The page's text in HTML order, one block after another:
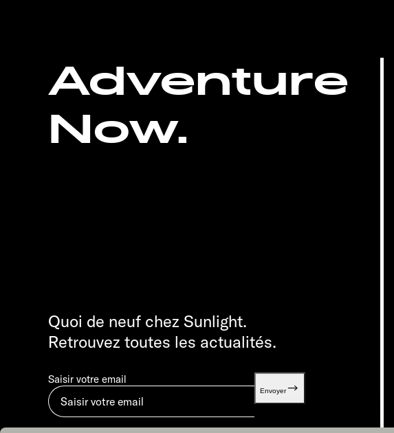
Adventure
Now.
Quoi de neuf chez Sunlight.
Retrouvez toutes les actualités.
Saisir votre email
Envoyer